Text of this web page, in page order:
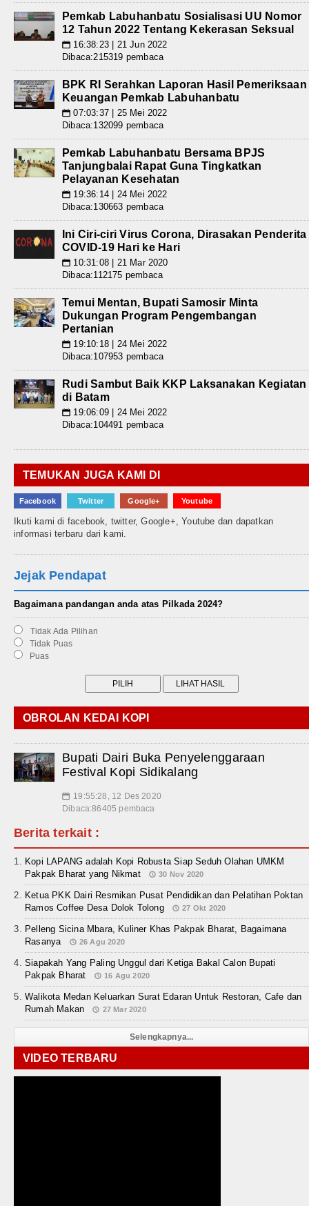
Pemkab Labuhanbatu Sosialisasi UU Nomor
12 Tahun 2022 Tentang Kekerasan Seksual
📅 16:38:23 | 21 Jun 2022
Dibaca:215319 pembaca
BPK RI Serahkan Laporan Hasil Pemeriksaan
Keuangan Pemkab Labuhanbatu
📅 07:03:37 | 25 Mei 2022
Dibaca:132099 pembaca
Pemkab Labuhanbatu Bersama BPJS
Tanjungbalai Rapat Guna Tingkatkan
Pelayanan Kesehatan
📅 19:36:14 | 24 Mei 2022
Dibaca:130663 pembaca
Ini Ciri-ciri Virus Corona, Dirasakan Penderita
COVID-19 Hari ke Hari
📅 10:31:08 | 21 Mar 2020
Dibaca:112175 pembaca
Temui Mentan, Bupati Samosir Minta
Dukungan Program Pengembangan
Pertanian
📅 19:10:18 | 24 Mei 2022
Dibaca:107953 pembaca
Rudi Sambut Baik KKP Laksanakan Kegiatan
di Batam
📅 19:06:09 | 24 Mei 2022
Dibaca:104491 pembaca
TEMUKAN JUGA KAMI DI
Facebook Twitter Google+ Youtube
Ikuti kami di facebook, twitter, Google+, Youtube dan dapatkan
informasi terbaru dari kami.
Jejak Pendapat
Bagaimana pandangan anda atas Pilkada 2024?
Tidak Ada Pilihan
Tidak Puas
Puas
OBROLAN KEDAI KOPI
Bupati Dairi Buka Penyelenggaraan
Festival Kopi Sidikalang
📅 19:55:28, 12 Des 2020
Dibaca:86405 pembaca
Berita terkait :
Kopi LAPANG adalah Kopi Robusta Siap Seduh Olahan UMKM
Pakpak Bharat yang Nikmat
30 Nov 2020
Ketua PKK Dairi Resmikan Pusat Pendidikan dan Pelatihan Poktan
Ramos Coffee Desa Dolok Tolong
27 Okt 2020
Pelleng Sicina Mbara, Kuliner Khas Pakpak Bharat, Bagaimana
Rasanya
26 Agu 2020
Siapakah Yang Paling Unggul dari Ketiga Bakal Calon Bupati
Pakpak Bharat
16 Agu 2020
Walikota Medan Keluarkan Surat Edaran Untuk Restoran, Cafe dan
Rumah Makan
27 Mar 2020
Selengkapnya...
VIDEO TERBARU